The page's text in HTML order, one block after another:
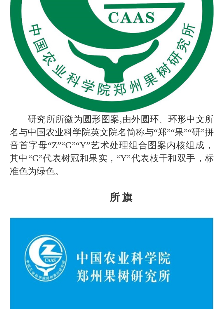
研究所所徽为圆形图案,由外圆环、环形中文所
名与中国农业科学院英文院名简称与“郑”“果”“研”拼
音首字母“Z”“G”“Y”艺术处理组合图案内核组成，
其中“G”代表树冠和果实，“Y”代表枝干和双手，标
准色为绿色。
所 旗